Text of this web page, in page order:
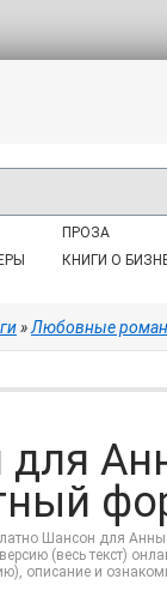
ПРОЗА
КНИГИ О
»Любовные
Шансон для
(весь текст)
описание и